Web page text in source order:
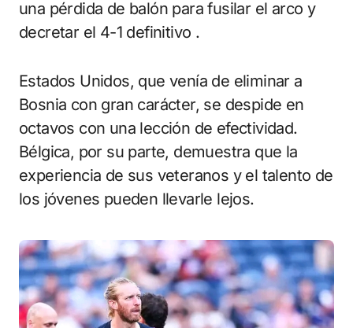
una pérdida de balón para fusilar el arco y
decretar el 4-1 definitivo .
Estados Unidos, que venía de eliminar a
Bosnia con gran carácter, se despide en
octavos con una lección de efectividad.
Bélgica, por su parte, demuestra que la
experiencia de sus veteranos y el talento de
los jóvenes pueden llevarle lejos.